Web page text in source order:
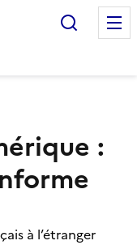
:
à l’étranger